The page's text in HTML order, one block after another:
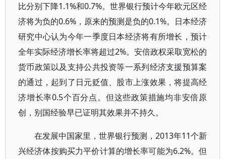
比分别下降1.1%和0.7%。世界银行预计今年欧元区经
济将为负的0.6%，原来的预测是负的0.1%。日本经济
研究中心认为今年一季度日本经济将有所增长，预计
全年实际经济增长率将超过2%。安倍政权采取宽松的
货币政策以及支持公共投资等一系列经济支援预算案
的通过，起到了日元贬值、股市上涨效果，将提高经
济增长率0.5个百分点。但这些政策措施均非安倍原
创，别国经验早已证明其效果并不持久。
在发展中国家里，世界银行预测，2013年11个新
兴经济体按购买力平价计算的增长率可能为6.2%。但